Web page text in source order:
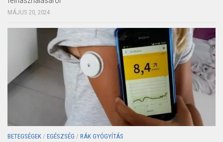
MÁJUS 20, 2024
BETEGSÉGEK / EGÉSZSÉG / RÁK GYÓGYÍTÁS